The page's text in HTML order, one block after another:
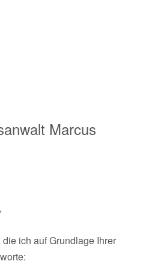
Marcus
ich auf Grundlage Ihrer